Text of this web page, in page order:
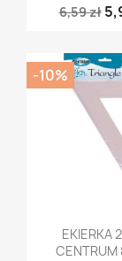
6,59 zł
Szybki
EKIERKA
CENTRUM
-10%